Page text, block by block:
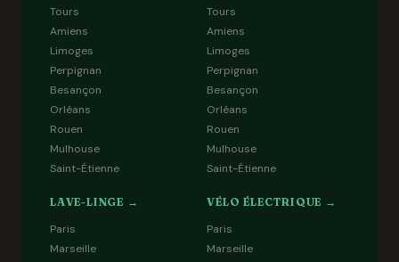
Tours
Amiens
Limoges
Perpignan
Besançon
Orléans
Rouen
Mulhouse
Saint-Étienne
Tours
Amiens
Limoges
Perpignan
Besançon
Orléans
Rouen
Mulhouse
Saint-Étienne
LAVE-LINGE →
Paris
Marseille
VÉLO ÉLECTRIQUE →
Paris
Marseille